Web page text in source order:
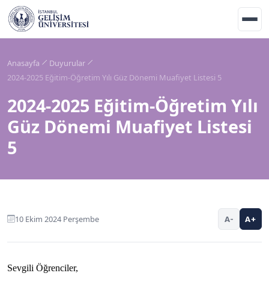
Anasayfa
Duyurular
2024-2025 Eğitim-Öğretim Yılı Güz Dönemi Muafiyet Listesi 5
2024-2025 Eğitim-Öğretim Yılı
Güz Dönemi Muafiyet Listesi
5
10 Ekim 2024 Perşembe A- A+
Sevgili Öğrenciler,